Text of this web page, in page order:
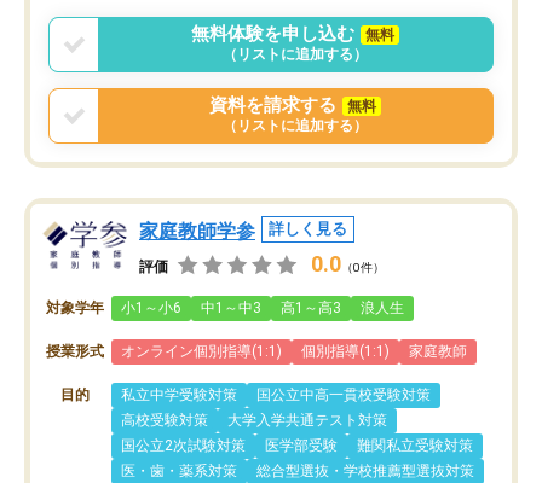
無料体験を申し込む
無料
（リストに追加する）
資料を請求する
無料
（リストに追加する）
家庭教師学参 詳しく見る
評価 0.0 （0件）
対象学年 小1～小6 中1～中3 高1～高3 浪人生
授業形式 オンライン個別指導(1:1) 個別指導(1:1) 家庭教師
目的 私立中学受験対策
国公立中高一貫校受験対策
高校受験対策
大学入学共通テスト対策
国公立2次試験対策
医学部受験
難関私立受験対策
医・歯・薬系対策
総合型選抜・学校推薦型選抜対策